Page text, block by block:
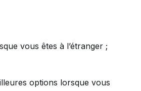
vous êtes à l’étranger ;
options lorsque vous